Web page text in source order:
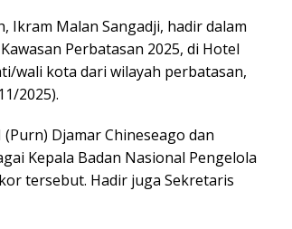
Ikram Malan Sangadji, hadir dalam
Perbatasan 2025, di Hotel
wali kota dari wilayah perbatasan,
2025).
Djamar Chineseago dan
Kepala Badan Nasional Pengelola
tersebut. Hadir juga Sekretaris